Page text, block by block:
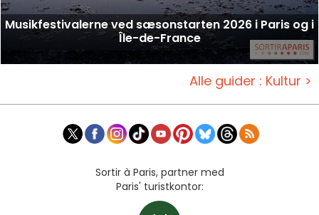
Musikfestivalerne ved sæsonstarten 2026 i Paris og i
Île-de-France
Alle guider : Kultur >
Sortir à Paris, partner med
Paris' turistkontor: